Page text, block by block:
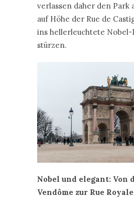
verlassen daher den Park
auf Höhe der Rue de
ins hellerleuchtete Nobel-
stürzen.
Nobel und elegant: Von
Vendôme zur Rue Royale